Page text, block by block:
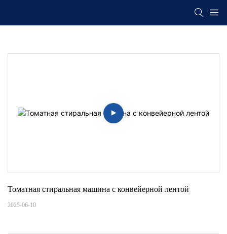
Томатная стиральная машина с конвейерной лентой
2025-06-10